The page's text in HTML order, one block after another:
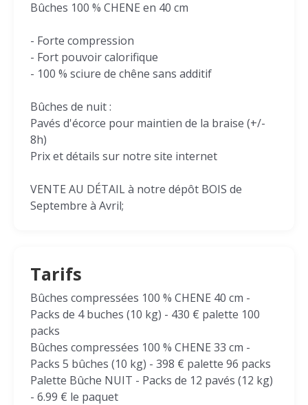
Bûches 100 % CHENE en 40 cm
- Forte compression
- Fort pouvoir calorifique
- 100 % sciure de chêne sans additif
Bûches de nuit :
Pavés d'écorce pour maintien de la braise (+/-
8h)
Prix et détails sur notre site internet
VENTE AU DÉTAIL à notre dépôt BOIS de
Septembre à Avril;
Tarifs
Bûches compressées 100 % CHENE 40 cm -
Packs de 4 buches (10 kg) - 430 € palette 100
packs
Bûches compressées 100 % CHENE 33 cm -
Packs 5 bûches (10 kg) - 398 € palette 96 packs
Palette Bûche NUIT - Packs de 12 pavés (12 kg)
- 6.99 € le paquet